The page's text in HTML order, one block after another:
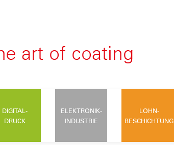
DIGITAL-
DRUCK
ELEKTRONIK-
INDUSTRIE
LOHN-
BESCHICHTUNG